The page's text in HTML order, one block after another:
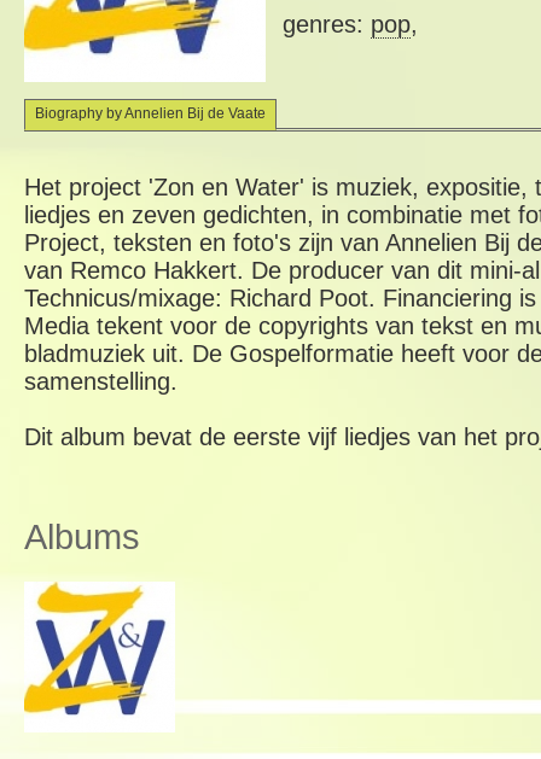
genres: pop,
Biography by Annelien Bij de Vaate
Het project 'Zon en Water' is muziek, expositie,
liedjes en zeven gedichten, in combinatie met
Project, teksten en foto's zijn van Annelien Bij
van Remco Hakkert. De producer van dit mini-
Technicus/mixage: Richard Poot. Financiering
Media tekent voor de copyrights van tekst en
bladmuziek uit. De Gospelformatie heeft voor
samenstelling.
Dit album bevat de eerste vijf liedjes van het
Albums